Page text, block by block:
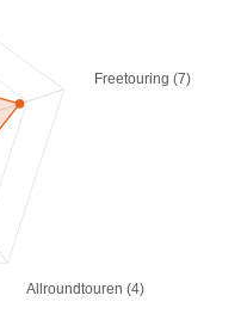
Freetouring (7)
Allroundtouren (4)